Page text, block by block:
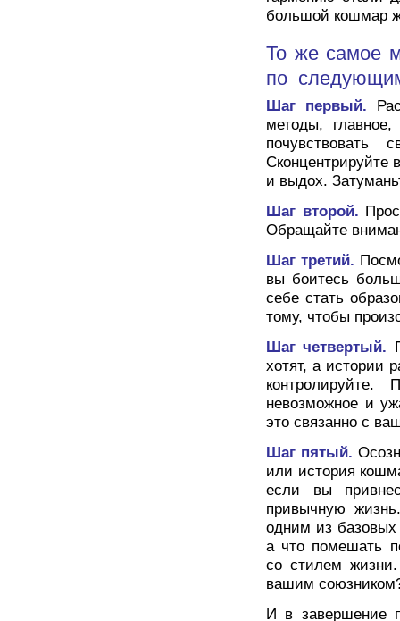
большой кошмар
То же самое
по
Шаг первый.
методы,
Сконцентрируйте
и выдох.
Шаг второй.
Обращайте
Шаг третий.
вы боитесь
себе стать
тому, чтобы
Шаг четвертый.
хотят, а истории
невозможное и
это связанно с
Шаг пятый.
или история
если вы
привычную
одним из
а что помешать
со стилем
вашим
И в завершение